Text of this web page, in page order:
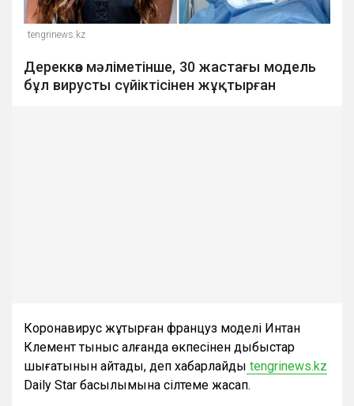
tengrinews.kz
Дереккөз мәліметінше, 30 жастағы модель
бұл вирусты сүйіктісінен жұқтырған
Коронавирус жұқтырған француз моделі Интан
Клемент тыныс алғанда өкпесінен дыбыстар
шығатынын айтады, деп хабарлайды tengrinews.kz
Daily Star басылымына сілтеме жасап.